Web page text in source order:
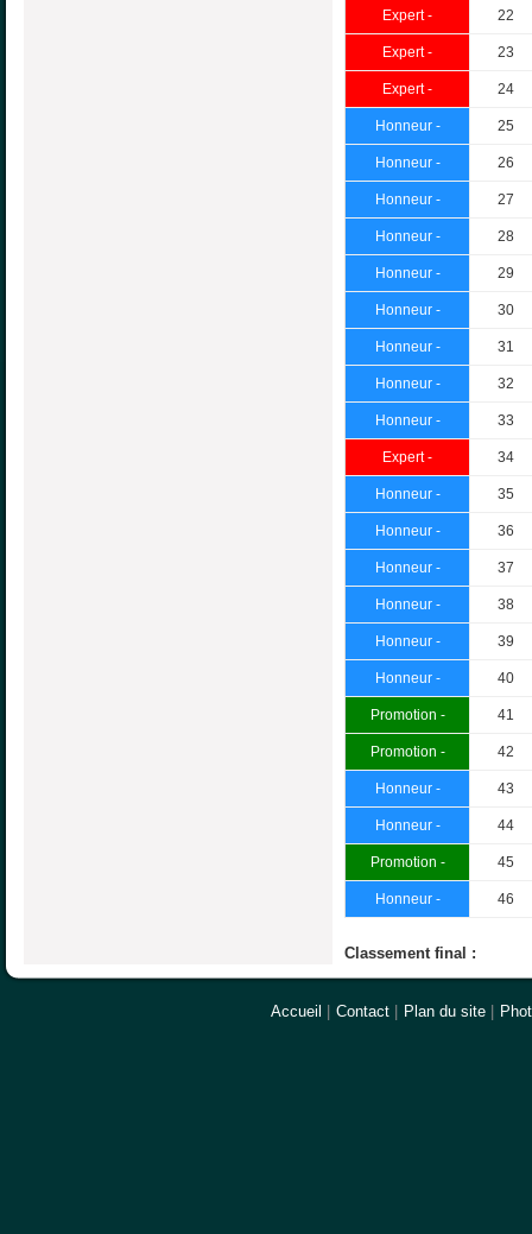
Expert - 22
Expert - 23
Expert - 24
Honneur - 25
Honneur - 26
Honneur - 27
Honneur - 28
Honneur - 29
Honneur - 30
Honneur - 31
Honneur - 32
Honneur - 33
Expert - 34
Honneur - 35
Honneur - 36
Honneur - 37
Honneur - 38
Honneur - 39
Honneur - 40
Promotion - 41
Promotion - 42
Honneur - 43
Honneur - 44
Promotion - 45
Honneur - 46
Classement final :
Accueil | Contact | Plan du site |